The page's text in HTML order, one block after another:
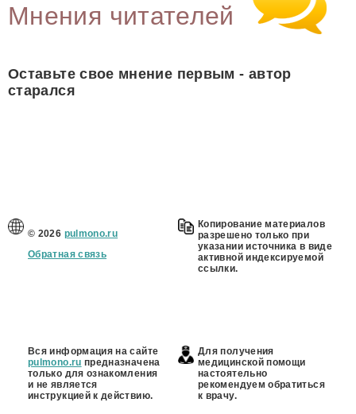
Мнения читателей
Оставьте свое мнение первым - автор
старался
© 2026 pulmono.ru
Обратная связь
Копирование материалов
разрешено только при
указании источника в виде
активной индексируемой
ссылки.
Вся информация на сайте
pulmono.ru предназначена
только для ознакомления
и не является
инструкцией к действию.
Для получения
медицинской помощи
настоятельно
рекомендуем обратиться
к врачу.